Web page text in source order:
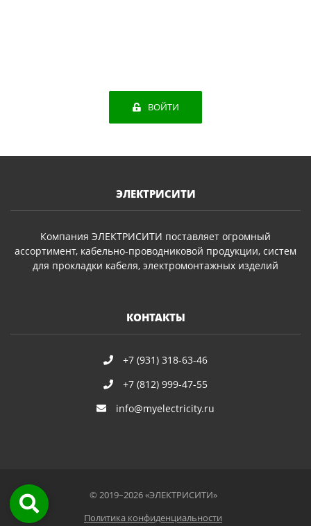
ВОЙТИ
ЭЛЕКТРИСИТИ
Компания ЭЛЕКТРИСИТИ поставляет огромный
ассортимент, кабельно-проводниковой продукции, систем
для прокладки кабеля, электромонтажных изделий
КОНТАКТЫ
+7 (931) 318-63-46
+7 (812) 999-47-55
info@myelectricity.ru
© 2019–2026 «ЭЛЕКТРИСИТИ»
Политика конфиденциальности